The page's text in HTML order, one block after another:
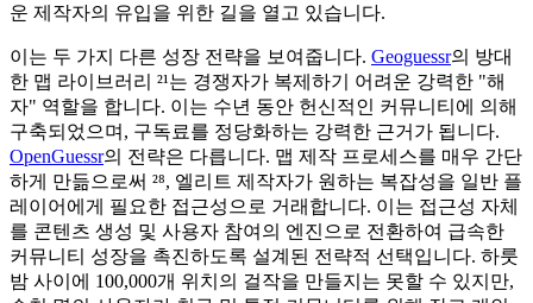
운 제작자의 유입을 위한 길을 열고 있습니다.
이는 두 가지 다른 성장 전략을 보여줍니다. Geoguessr의 방대
한 맵 라이브러리 ²¹는 경쟁자가 복제하기 어려운 강력한 "해
자" 역할을 합니다. 이는 수년 동안 헌신적인 커뮤니티에 의해
구축되었으며, 구독료를 정당화하는 강력한 근거가 됩니다.
OpenGuessr의 전략은 다릅니다. 맵 제작 프로세스를 매우 간단
하게 만듦으로써 ²⁸, 엘리트 제작자가 원하는 복잡성을 일반 플
레이어에게 필요한 접근성으로 거래합니다. 이는 접근성 자체
를 콘텐츠 생성 및 사용자 참여의 엔진으로 전환하여 급속한
커뮤니티 성장을 촉진하도록 설계된 전략적 선택입니다. 하룻
밤 사이에 100,000개 위치의 걸작을 만들지는 못할 수 있지만,